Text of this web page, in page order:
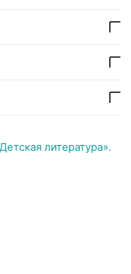
литература».